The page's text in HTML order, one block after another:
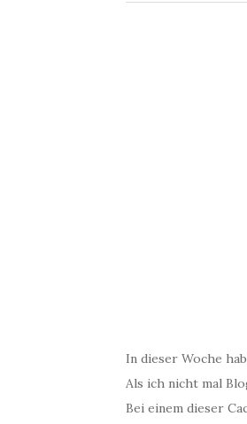
In dieser Woche
Als ich nicht mal
Bei einem dieser